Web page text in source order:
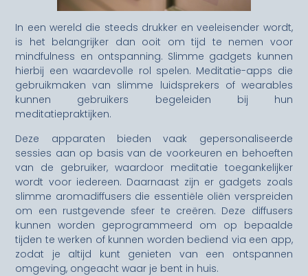
In een wereld die steeds drukker en veeleisender wordt,
is het belangrijker dan ooit om tijd te nemen voor
mindfulness en ontspanning. Slimme gadgets kunnen
hierbij een waardevolle rol spelen. Meditatie-apps die
gebruikmaken van slimme luidsprekers of wearables
kunnen gebruikers begeleiden bij hun
meditatiepraktijken.
Deze apparaten bieden vaak gepersonaliseerde
sessies aan op basis van de voorkeuren en behoeften
van de gebruiker, waardoor meditatie toegankelijker
wordt voor iedereen. Daarnaast zijn er gadgets zoals
slimme aromadiffusers die essentiële oliën verspreiden
om een rustgevende sfeer te creëren. Deze diffusers
kunnen worden geprogrammeerd om op bepaalde
tijden te werken of kunnen worden bediend via een app,
zodat je altijd kunt genieten van een ontspannen
omgeving, ongeacht waar je bent in huis.